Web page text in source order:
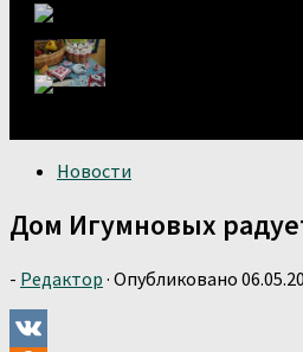
Новости
Дом Игумновых
- Редактор · Опубликовано